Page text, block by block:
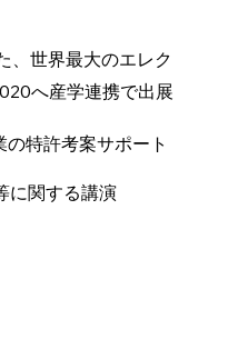
、世界最大のエレク
へ産学連携で出展
の特許考案サポート
に関する講演